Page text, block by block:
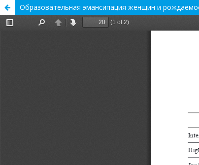
Образовательная эмансипация женщин и